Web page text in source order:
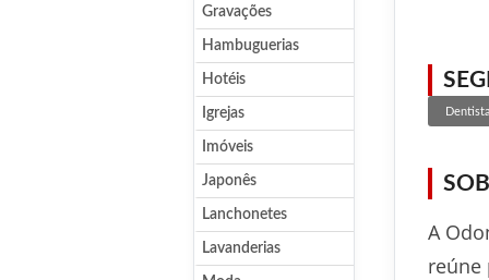
Gravações
Hambuguerias
Hotéis
Igrejas
Imóveis
Japonês
Lanchonetes
Lavanderias
A
reúne